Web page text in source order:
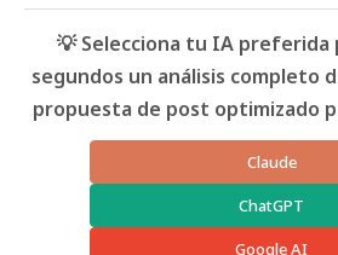
💡 Selecciona tu IA preferida
segundos un análisis completo
propuesta de post optimizado
Claude
ChatGPT
Google AI